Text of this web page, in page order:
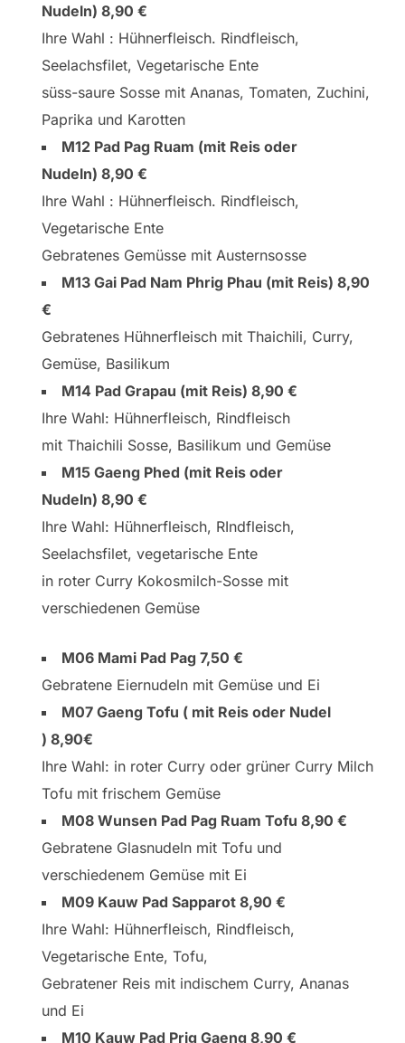
Nudeln) 8,90 €
Ihre Wahl : Hühnerfleisch. Rindfleisch,
Seelachsfilet, Vegetarische Ente
süss-saure Sosse mit Ananas, Tomaten, Zuchini,
Paprika und Karotten
M12 Pad Pag Ruam (mit Reis oder
Nudeln) 8,90 €
Ihre Wahl : Hühnerfleisch. Rindfleisch,
Vegetarische Ente
Gebratenes Gemüsse mit Austernsosse
M13 Gai Pad Nam Phrig Phau (mit Reis) 8,90
€
Gebratenes Hühnerfleisch mit Thaichili, Curry,
Gemüse, Basilikum
M14 Pad Grapau (mit Reis) 8,90 €
Ihre Wahl: Hühnerfleisch, Rindfleisch
mit Thaichili Sosse, Basilikum und Gemüse
M15 Gaeng Phed (mit Reis oder
Nudeln) 8,90 €
Ihre Wahl: Hühnerfleisch, RIndfleisch,
Seelachsfilet, vegetarische Ente
in roter Curry Kokosmilch-Sosse mit
verschiedenen Gemüse
M06 Mami Pad Pag 7,50 €
Gebratene Eiernudeln mit Gemüse und Ei
M07 Gaeng Tofu ( mit Reis oder Nudel
) 8,90€
Ihre Wahl: in roter Curry oder grüner Curry Milch
Tofu mit frischem Gemüse
M08 Wunsen Pad Pag Ruam Tofu 8,90 €
Gebratene Glasnudeln mit Tofu und
verschiedenem Gemüse mit Ei
M09 Kauw Pad Sapparot 8,90 €
Ihre Wahl: Hühnerfleisch, Rindfleisch,
Vegetarische Ente, Tofu,
Gebratener Reis mit indischem Curry, Ananas
und Ei
M10 Kauw Pad Prig Gaeng 8,90 €